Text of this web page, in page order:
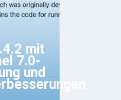
mit
7.0-
und